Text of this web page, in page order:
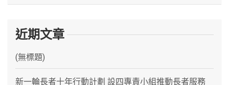
近期文章
(無標題)
新一輪長者十年行動計劃 設四專責小組推動長者服務